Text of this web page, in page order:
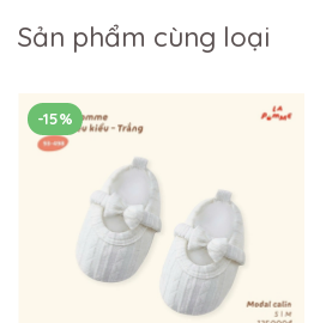
Sản phẩm cùng loại
-15%